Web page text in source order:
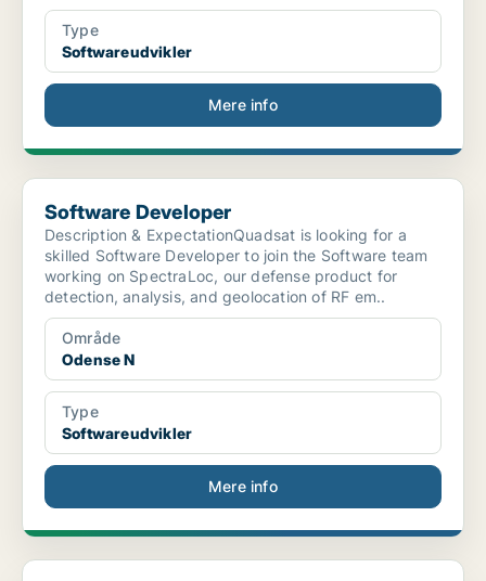
Type
Softwareudvikler
Mere info
Software Developer
Software Developer
Description & ExpectationQuadsat is looking for a
skilled Software Developer to join the Software team
working on SpectraLoc, our defense product for
detection, analysis, and geolocation of RF em..
Område
Odense N
Type
Softwareudvikler
Mere info
Software Engineer Observability, Tech Enabling